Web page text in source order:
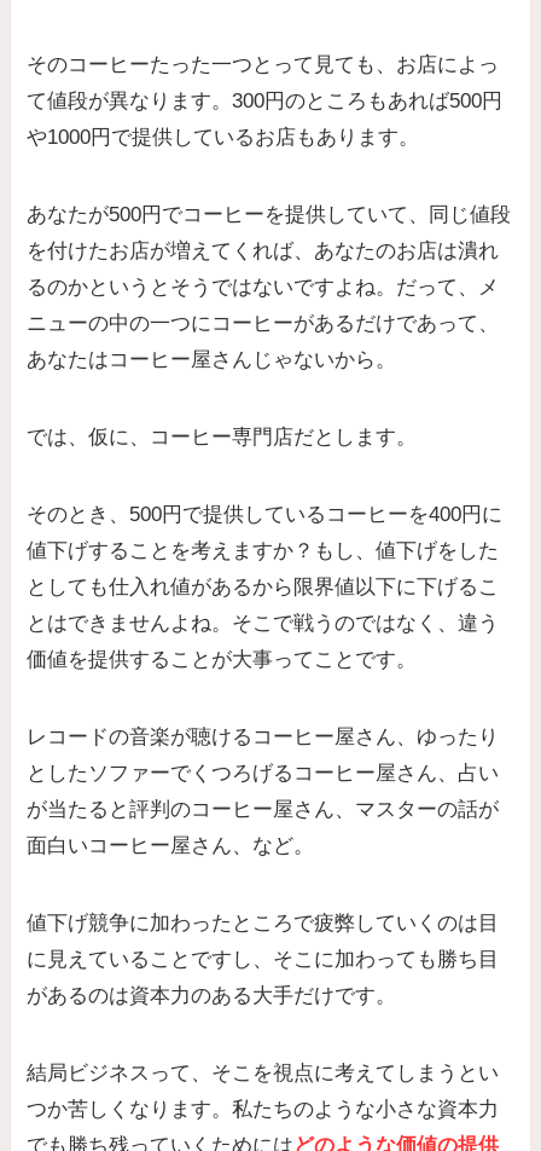
そのコーヒーたった一つとって見ても、お店によっ
て値段が異なります。300円のところもあれば500円
や1000円で提供しているお店もあります。
あなたが500円でコーヒーを提供していて、同じ値段
を付けたお店が増えてくれば、あなたのお店は潰れ
るのかというとそうではないですよね。だって、メ
ニューの中の一つにコーヒーがあるだけであって、
あなたはコーヒー屋さんじゃないから。
では、仮に、コーヒー専門店だとします。
そのとき、500円で提供しているコーヒーを400円に
値下げすることを考えますか？もし、値下げをした
としても仕入れ値があるから限界値以下に下げるこ
とはできませんよね。そこで戦うのではなく、違う
価値を提供することが大事ってことです。
レコードの音楽が聴けるコーヒー屋さん、ゆったり
としたソファーでくつろげるコーヒー屋さん、占い
が当たると評判のコーヒー屋さん、マスターの話が
面白いコーヒー屋さん、など。
値下げ競争に加わったところで疲弊していくのは目
に見えていることですし、そこに加わっても勝ち目
があるのは資本力のある大手だけです。
結局ビジネスって、そこを視点に考えてしまうとい
つか苦しくなります。私たちのような小さな資本力
でも勝ち残っていくためにはどのような価値の提供